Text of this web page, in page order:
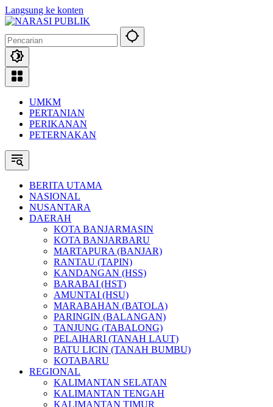
Langsung ke konten
UMKM
PERTANIAN
PERIKANAN
PETERNAKAN
BERITA UTAMA
NASIONAL
NUSANTARA
DAERAH
KOTA BANJARMASIN
KOTA BANJARBARU
MARTAPURA (BANJAR)
RANTAU (TAPIN)
KANDANGAN (HSS)
BARABAI (HST)
AMUNTAI (HSU)
MARABAHAN (BATOLA)
PARINGIN (BALANGAN)
TANJUNG (TABALONG)
PELAIHARI (TANAH LAUT)
BATU LICIN (TANAH BUMBU)
KOTABARU
REGIONAL
KALIMANTAN SELATAN
KALIMANTAN TENGAH
KALIMANTAN TIMUR